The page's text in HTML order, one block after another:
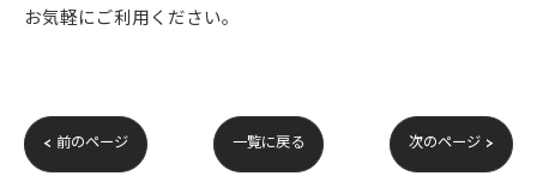
お気軽にご利用ください。
< 前のページ 一覧に戻る 次のページ >